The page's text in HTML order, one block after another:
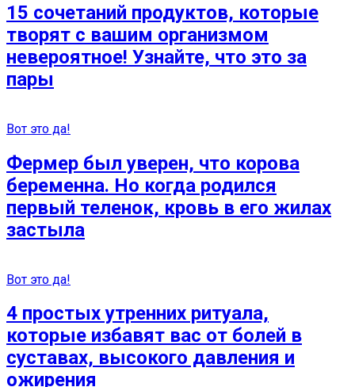
15 сочетаний продуктов, которые
творят с вашим организмом
невероятное! Узнайте, что это за
пары
Вот это да!
Фермер был уверен, что корова
беременна. Но когда родился
первый теленок, кровь в его жилах
застыла
Вот это да!
4 простых утренних ритуала,
которые избавят вас от болей в
суставах, высокого давления и
ожирения